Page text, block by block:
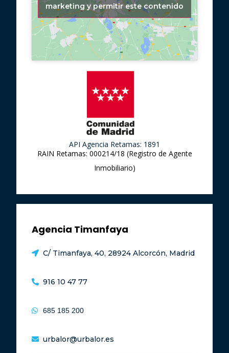
marketing y permitir este contenido
API Agencia Retamas: 1891
RAIN Retamas: 000214/18 (Registro de Agente
Inmobiliario)
Agencia Timanfaya
C/ Timanfaya, 40, 28924 Alcorcón, Madrid
916 10 47 77
685 185 200
urbalor@urbalor.es